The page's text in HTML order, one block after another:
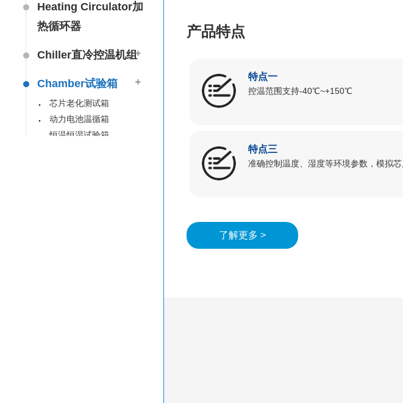
Heating Circulator加
热循环器
Chiller直冷控温机组
Chamber试验箱
芯片老化测试箱
动力电池温循箱
恒温恒湿试验箱
产品特点
特点一
控温范围支持-40℃~+150℃
特点三
准确控制温度、湿度等环境参数，模拟
了解更多 >